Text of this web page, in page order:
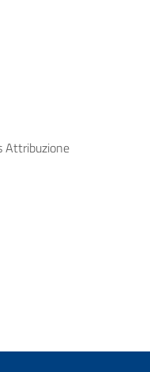
Attribuzione